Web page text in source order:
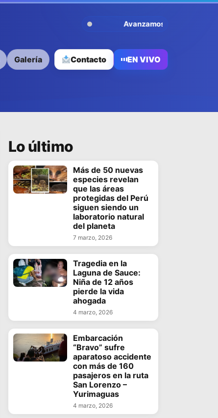
Avanzamos Contigo
Galería Contacto EN VIVO
Lo último
Más de 50 nuevas
especies revelan
que las áreas
protegidas del Perú
siguen siendo un
laboratorio natural
del planeta
7 marzo, 2026
Tragedia en la
Laguna de Sauce:
Niña de 12 años
pierde la vida
ahogada
4 marzo, 2026
Embarcación
“Bravo” sufre
aparatoso accidente
con más de 160
pasajeros en la ruta
San Lorenzo –
Yurimaguas
4 marzo, 2026